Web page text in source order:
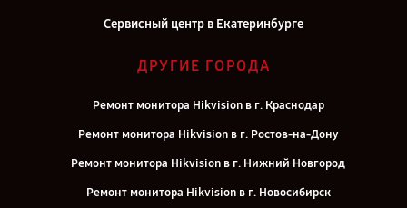
Сервисный центр в Екатеринбурге
ДРУГИЕ ГОРОДА
Ремонт монитора Hikvision в г. Краснодар
Ремонт монитора Hikvision в г. Ростов-на-Дону
Ремонт монитора Hikvision в г. Нижний Новгород
Ремонт монитора Hikvision в г. Новосибирск